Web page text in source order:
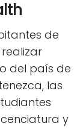
de
del país de
las
y